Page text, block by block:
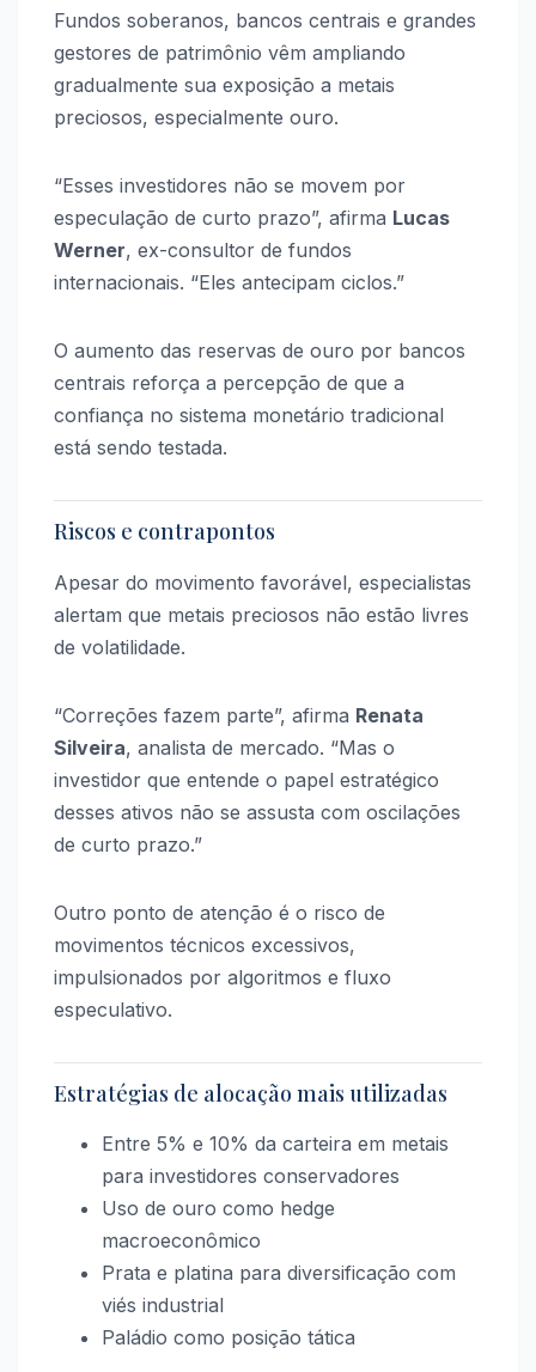
Fundos soberanos, bancos centrais e grandes
gestores de patrimônio vêm ampliando
gradualmente sua exposição a metais
preciosos, especialmente ouro.
“Esses investidores não se movem por
especulação de curto prazo”, afirma Lucas
Werner, ex-consultor de fundos
internacionais. “Eles antecipam ciclos.”
O aumento das reservas de ouro por bancos
centrais reforça a percepção de que a
confiança no sistema monetário tradicional
está sendo testada.
Riscos e contrapontos
Apesar do movimento favorável, especialistas
alertam que metais preciosos não estão livres
de volatilidade.
“Correções fazem parte”, afirma Renata
Silveira, analista de mercado. “Mas o
investidor que entende o papel estratégico
desses ativos não se assusta com oscilações
de curto prazo.”
Outro ponto de atenção é o risco de
movimentos técnicos excessivos,
impulsionados por algoritmos e fluxo
especulativo.
Estratégias de alocação mais utilizadas
Entre 5% e 10% da carteira em metais
para investidores conservadores
Uso de ouro como hedge
macroeconômico
Prata e platina para diversificação com
viés industrial
Paládio como posição tática